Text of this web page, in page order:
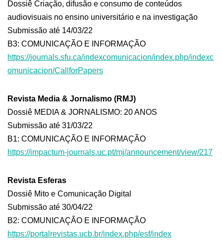
Dossiê Criação, difusão e consumo de conteúdos
audiovisuais no ensino universitário e na investigação
Submissão até 14/03/22
B3: COMUNICAÇÃO E INFORMAÇÃO
https://journals.sfu.ca/indexcomunicacion/index.php/indexc
omunicacion/CallforPapers
Revista Media & Jornalismo (RMJ)
Dossiê MEDIA & JORNALISMO: 20 ANOS
Submissão até 31/03/22
B1: COMUNICAÇÃO E INFORMAÇÃO
https://impactum-journals.uc.pt/mj/announcement/view/217
Revista Esferas
Dossiê Mito e Comunicação Digital
Submissão até 30/04/22
B2: COMUNICAÇÃO E INFORMAÇÃO
https://portalrevistas.ucb.br/index.php/esf/index